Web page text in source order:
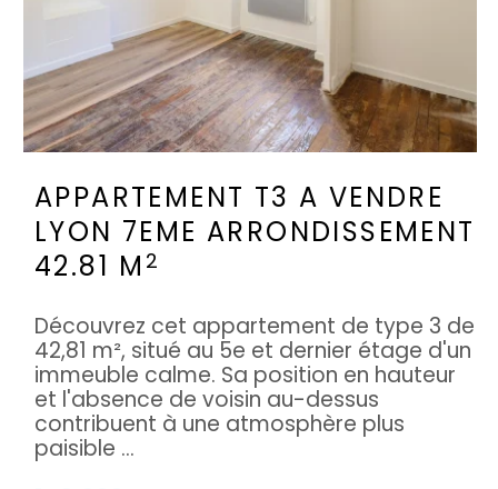
APPARTEMENT T3 A VENDRE
LYON 7EME ARRONDISSEMENT
42.81 M 2
Découvrez cet appartement de type 3 de
42,81 m², situé au 5e et dernier étage d'un
immeuble calme. Sa position en hauteur
et l'absence de voisin au-dessus
contribuent à une atmosphère plus
paisible ...